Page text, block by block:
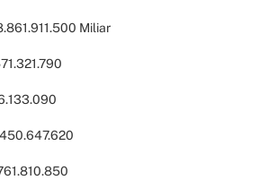
Miliar